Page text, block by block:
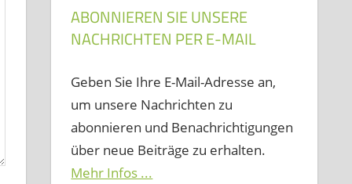
ABONNIEREN SIE UNSERE
NACHRICHTEN PER E-MAIL
Geben Sie Ihre E-Mail-Adresse an,
um unsere Nachrichten zu
abonnieren und Benachrichtigungen
über neue Beiträge zu erhalten.
Mehr Infos ...